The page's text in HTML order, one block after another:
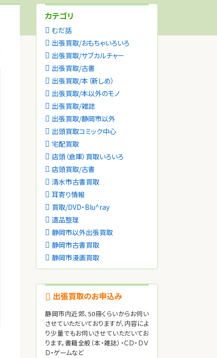
カテゴリ
むだ話
出張買取/おもちゃいろいろ
出張買取/サブカルチャー
出張買取/古書
出張買取/本（新しめ）
出張買取/本以外のモノ
出張買取/雑誌
出張買取/静岡市以外
出頭買取コミック中心
宅配買取
店頭（倉庫）買取いろいろ
店頭買取/古書
清水市古書買取
耳寄り情報
買取/DVD・Blu^ray
遺品整理
静岡市以外出張買取
静岡市古書買取
静岡市漫画買取
出張買取のお申込み
静岡市内近郊、50冊くらいからお伺い
させていただいておりますが、内容によ
り少量でもお伺いさせていただいてお
ります。書籍全般（本・雑誌）・ＣＤ・ＤＶ
Ｄ・ゲームなど